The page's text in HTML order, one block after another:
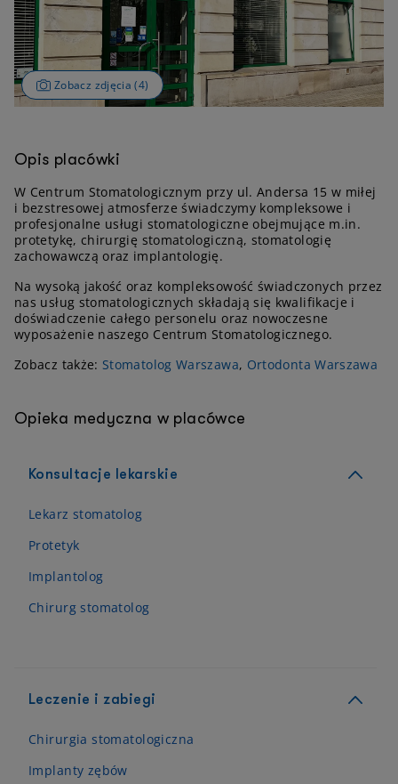
Zobacz zdjęcia (4)
Opis placówki
W Centrum Stomatologicznym przy ul. Andersa 15 w miłej
i bezstresowej atmosferze świadczymy kompleksowe i
profesjonalne usługi stomatologiczne obejmujące m.in.
protetykę, chirurgię stomatologiczną, stomatologię
zachowawczą oraz implantologię.
Na wysoką jakość oraz kompleksowość świadczonych przez
nas usług stomatologicznych składają się kwalifikacje i
doświadczenie całego personelu oraz nowoczesne
wyposażenie naszego Centrum Stomatologicznego.
Zobacz także: Stomatolog Warszawa, Ortodonta Warszawa
Opieka medyczna w placówce
Konsultacje lekarskie
Lekarz stomatolog
Protetyk
Implantolog
Chirurg stomatolog
Leczenie i zabiegi
Chirurgia stomatologiczna
Implanty zębów